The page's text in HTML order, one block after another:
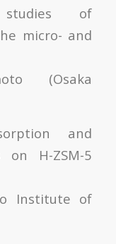
studies of
micro- and
(Osaka
and
H-ZSM-5
Institute of